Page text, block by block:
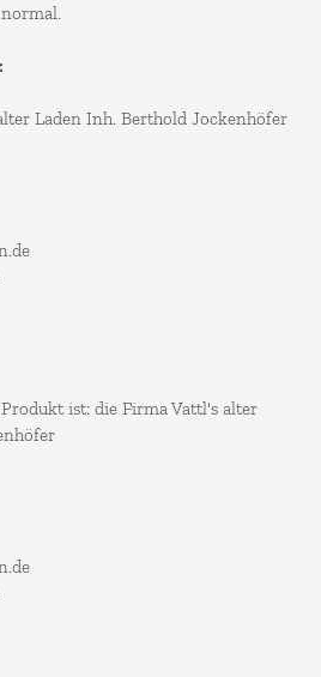
Laden Inh. Berthold Jockenhöfer
ist: die Firma Vattl's alter